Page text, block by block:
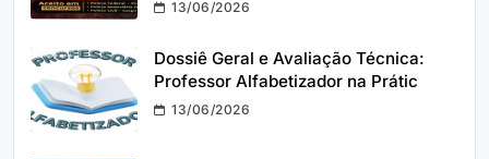
13/06/2026
Dossiê Geral e Avaliação Técnica:
Professor Alfabetizador na Prátic
13/06/2026